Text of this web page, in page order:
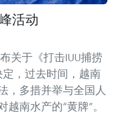
活动
关于《打击IUU捕捞
定，过去时间，越南
，多措并举与全国人
南水产的“黄牌”。